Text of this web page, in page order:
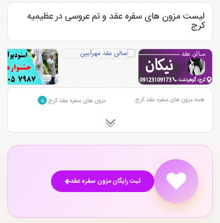
لیست مزون های سفره عقد و تم عروسی در عظیمیه
کرج
همه مزون های سفره عقد کرج مزون های سفره عقد کرج ۵
ثبت رایگان مزون سفره عقد